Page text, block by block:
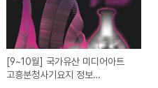
[9~10월] 국가유산 미디어아트
고흥분청사기요지 정보